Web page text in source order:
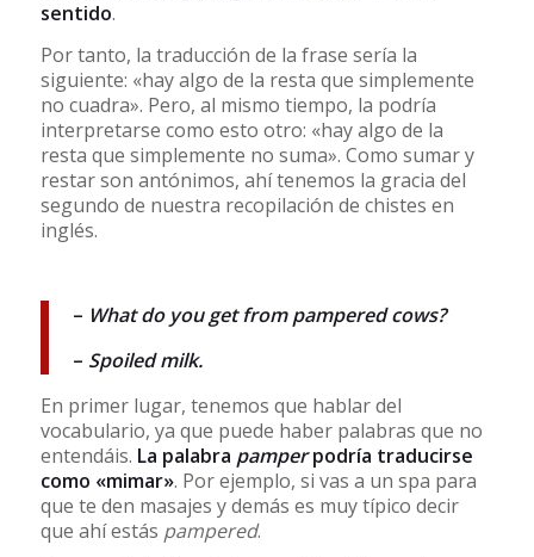
sentido.
Por tanto, la traducción de la frase sería la
siguiente: «hay algo de la resta que simplemente
no cuadra». Pero, al mismo tiempo, la podría
interpretarse como esto otro: «hay algo de la
resta que simplemente no suma». Como sumar y
restar son antónimos, ahí tenemos la gracia del
segundo de nuestra recopilación de chistes en
inglés.
– What do you get from pampered cows?
– Spoiled milk.
En primer lugar, tenemos que hablar del
vocabulario, ya que puede haber palabras que no
entendáis. La palabra pamperpodría traducirse
como «mimar». Por ejemplo, si vas a un spa para
que te den masajes y demás es muy típico decir
que ahí estás pampered.